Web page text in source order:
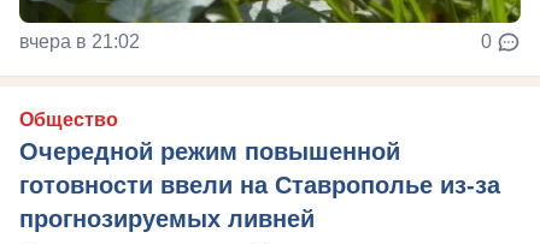
вчера в 21:02 0
Общество
Очередной режим повышенной
готовности ввели на Ставрополье из-за
прогнозируемых ливней